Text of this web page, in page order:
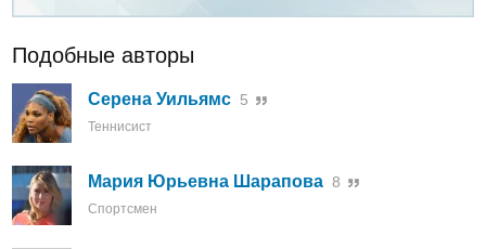
Подобные авторы
Серена Уильямс 5
Теннисист
Мария Юрьевна Шарапова 8
Спортсмен